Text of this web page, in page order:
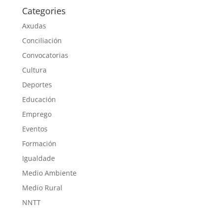
Categories
Axudas
Conciliación
Convocatorias
Cultura
Deportes
Educación
Emprego
Eventos
Formación
Igualdade
Medio Ambiente
Medio Rural
NNTT